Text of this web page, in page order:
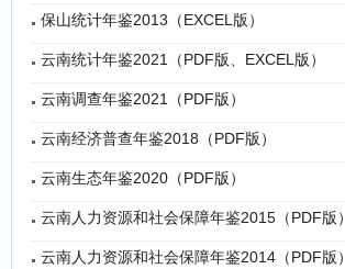
保山统计年鉴2013（EXCEL版）
云南统计年鉴2021（PDF版、EXCEL版）
云南调查年鉴2021（PDF版）
云南经济普查年鉴2018（PDF版）
云南生态年鉴2020（PDF版）
云南人力资源和社会保障年鉴2015（PDF版）
云南人力资源和社会保障年鉴2014（PDF版）